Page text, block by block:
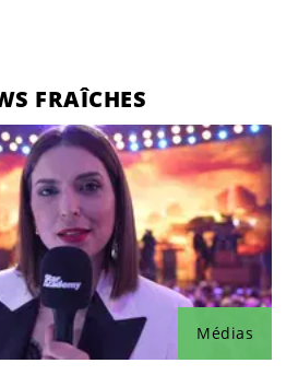
FRAÎCHES
Médias